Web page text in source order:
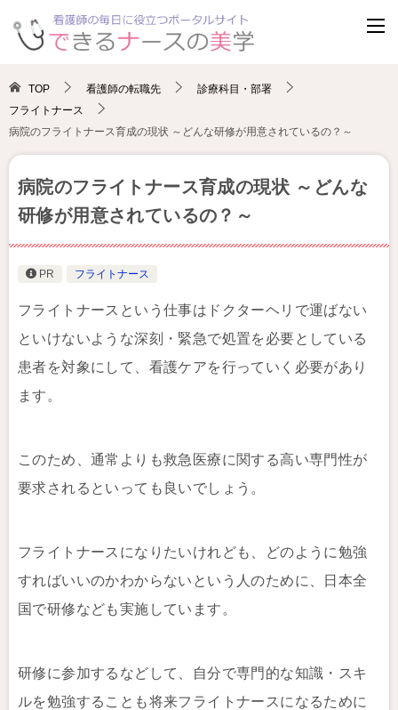
TOP 看護師の転職先
診療科目・部署
フライトナース
病院のフライトナース育成の現状 ～どんな研修が用意されているの？～
病院のフライトナース育成の現状 ～どんな
研修が用意されているの？～
PR フライトナース
フライトナースという仕事はドクターヘリで運ばない
といけないような深刻・緊急で処置を必要としている
患者を対象にして、看護ケアを行っていく必要があり
ます。
このため、通常よりも救急医療に関する高い専門性が
要求されるといっても良いでしょう。
フライトナースになりたいけれども、どのように勉強
すればいいのかわからないという人のために、日本全
国で研修なども実施しています。
研修に参加するなどして、自分で専門的な知識・スキ
ルを勉強することも将来フライトナースになるために